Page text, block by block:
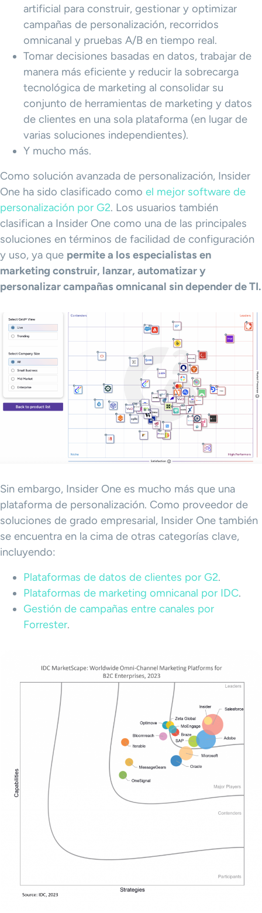
artificial para construir, gestionar y optimizar
campañas de personalización, recorridos
omnicanal y pruebas A/B en tiempo real.
Tomar decisiones basadas en datos, trabajar de
manera más eficiente y reducir la sobrecarga
tecnológica de marketing al consolidar su
conjunto de herramientas de marketing y datos
de clientes en una sola plataforma (en lugar de
varias soluciones independientes).
Y mucho más.
Como solución avanzada de personalización, Insider
One ha sido clasificado como el mejor software de
personalización por G2. Los usuarios también
clasifican a Insider One como una de las principales
soluciones en términos de facilidad de configuración
y uso, ya que permite a los especialistas en
marketing construir, lanzar, automatizar y
personalizar campañas omnicanal sin depender de TI.
Sin embargo, Insider One es mucho más que una
plataforma de personalización. Como proveedor de
soluciones de grado empresarial, Insider One también
se encuentra en la cima de otras categorías clave,
incluyendo:
Plataformas de datos de clientes por G2.
Plataformas de marketing omnicanal por IDC.
Gestión de campañas entre canales por
Forrester.